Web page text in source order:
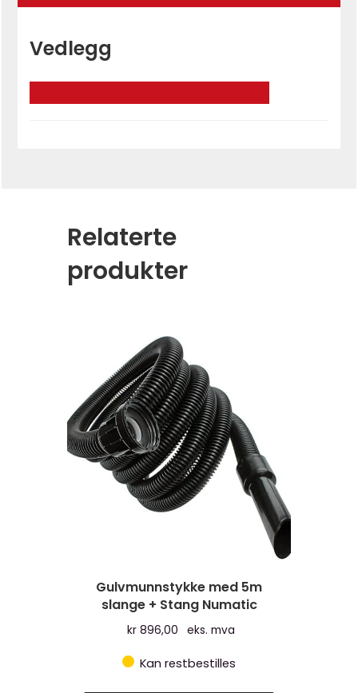
Vedlegg
Relaterte
produkter
Gulvmunnstykke med 5m
slange + Stang Numatic
kr896,00 eks. mva
Kan restbestilles